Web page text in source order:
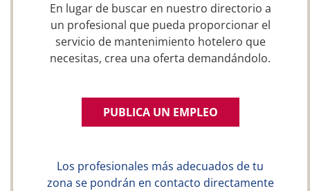
En lugar de buscar en nuestro directorio a
un profesional que pueda proporcionar el
servicio de mantenimiento hotelero que
necesitas, crea una oferta demandándolo.
PUBLICA UN EMPLEO
Los profesionales más adecuados de tu
zona se pondrán en contacto directamente